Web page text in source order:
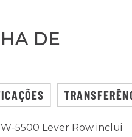
DE
5500 Lever Row inclui